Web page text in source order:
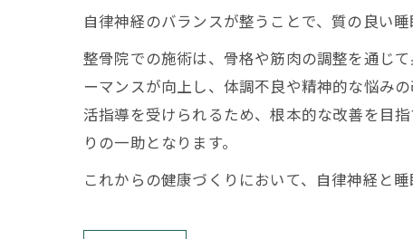
自律神経のバランスが整うことで、質の良い
整骨院での施術は、骨格や筋肉の調整を通じ
ーマンスが向上し、体調不良や精神的な悩み
活指導を受けられるため、根本的な改善を目
りの一助となります。
これからの健康づくりにおいて、自律神経と